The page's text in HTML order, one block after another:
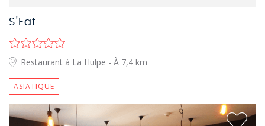
S'Eat
Restaurant à La Hulpe - À 7,4 km
ASIATIQUE